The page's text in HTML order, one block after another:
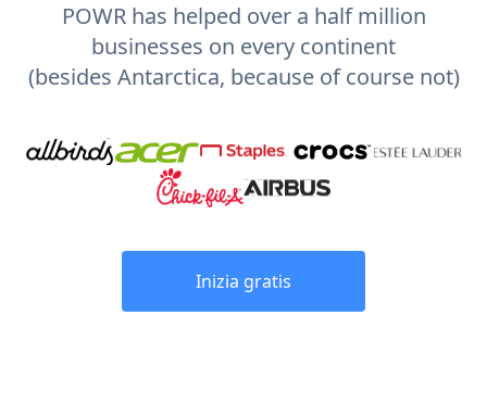
POWR has helped over a half million
businesses on every continent
(besides Antarctica, because of course not)
Inizia gratis